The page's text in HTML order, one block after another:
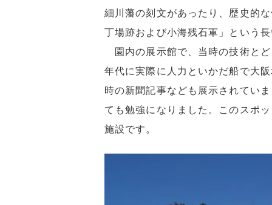
細川藩の刻文があったり、歴史的
丁場跡および小海残石軍」という
園内の展示館で、当時の技術と
年代に実際に人力といかだ船で大
時の新聞記事なども展示されてい
ても勉強になりました。このスポ
施設です。